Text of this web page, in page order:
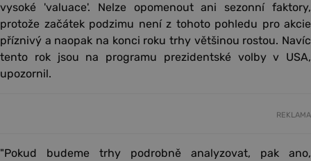
vysoké 'valuace'. Nelze opomenout ani sezonní faktory,
protože začátek podzimu není z tohoto pohledu pro akcie
příznivý a naopak na konci roku trhy většinou rostou. Navíc
tento rok jsou na programu prezidentské volby v USA,
upozornil.
REKLAMA
"Pokud budeme trhy podrobně analyzovat, pak ano,